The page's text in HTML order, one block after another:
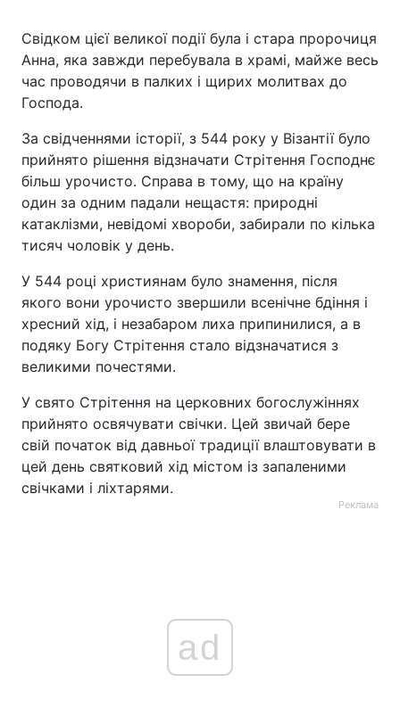
Свідком цієї великої події була і стара пророчиця
Анна, яка завжди перебувала в храмі, майже весь
час проводячи в палких і щирих молитвах до
Господа.
За свідченнями історії, з 544 року у Візантії було
прийнято рішення відзначати Стрітення Господнє
більш урочисто. Справа в тому, що на країну
один за одним падали нещастя: природні
катаклізми, невідомі хвороби, забирали по кілька
тисяч чоловік у день.
У 544 році християнам було знамення, після
якого вони урочисто звершили всенічне бдіння і
хресний хід, і незабаром лиха припинилися, а в
подяку Богу Стрітення стало відзначатися з
великими почестями.
У свято Стрітення на церковних богослужіннях
прийнято освячувати свічки. Цей звичай бере
свій початок від давньої традиції влаштовувати в
цей день святковий хід містом із запаленими
свічками і ліхтарями.
Реклама
ad